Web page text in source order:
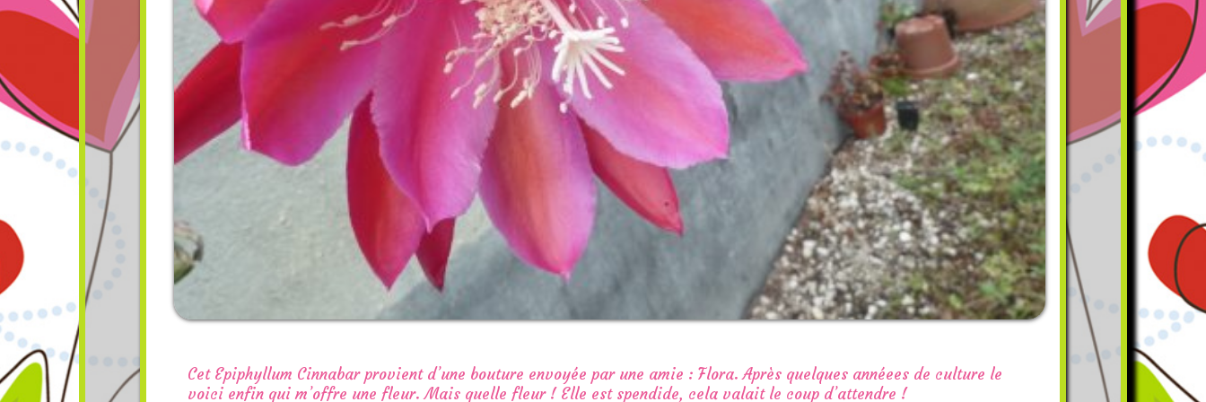
Cet Epiphyllum Cinnabar provient d’une bouture envoyée par une amie : Flora. Après quelques annéees de culture le
voici enfin qui m’offre une fleur. Mais quelle fleur ! Elle est spendide, cela valait le coup d’attendre !